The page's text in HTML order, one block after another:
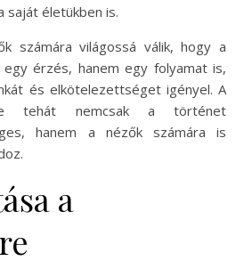
saját életükben is.
számára világossá válik, hogy a
érzés, hanem egy folyamat is,
és elkötelezettséget igényel. A
tehát nemcsak a történet
hanem a nézők számára is
a